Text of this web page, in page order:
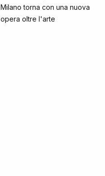
Milano torna con una nuova
opera oltre l'arte